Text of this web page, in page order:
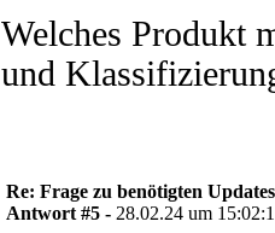
Welches Produkt
und
Re: Frage zu benötigten
Antwort #5 - 28.02.24 um